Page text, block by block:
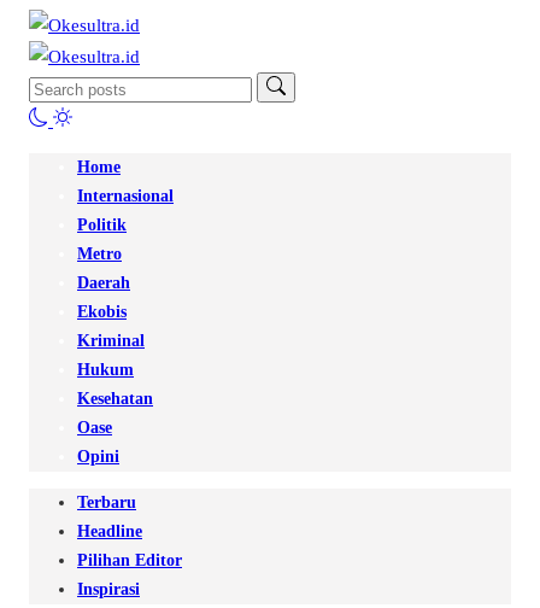
Home
Internasional
Politik
Metro
Daerah
Ekobis
Kriminal
Hukum
Kesehatan
Oase
Opini
Terbaru
Headline
Pilihan Editor
Inspirasi